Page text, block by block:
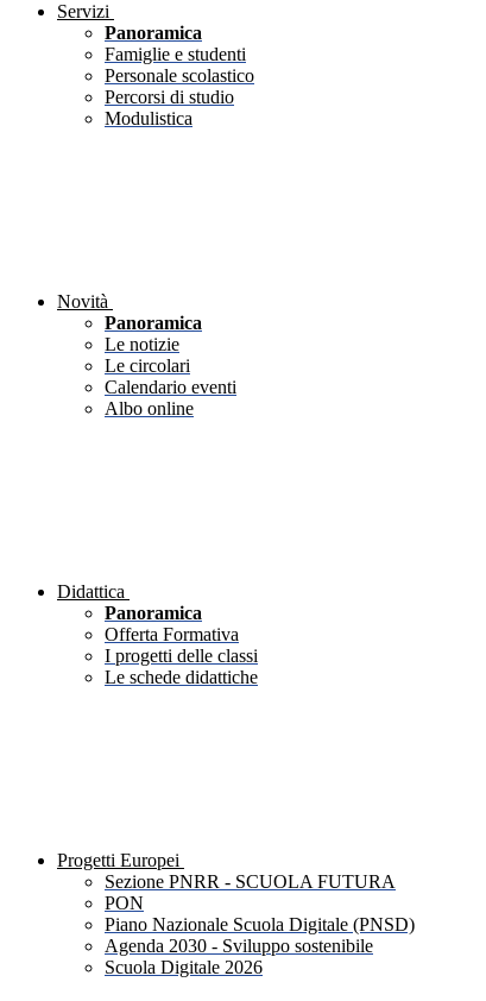
Servizi
Panoramica
Famiglie e studenti
Personale scolastico
Percorsi di studio
Modulistica
Novità
Panoramica
Le notizie
Le circolari
Calendario eventi
Albo online
Didattica
Panoramica
Offerta Formativa
I progetti delle classi
Le schede didattiche
Progetti Europei
Sezione PNRR - SCUOLA FUTURA
PON
Piano Nazionale Scuola Digitale (PNSD)
Agenda 2030 - Sviluppo sostenibile
Scuola Digitale 2026